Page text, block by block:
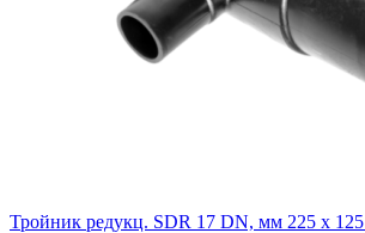
Тройник редукц. SDR 17 DN, мм 225 x 125